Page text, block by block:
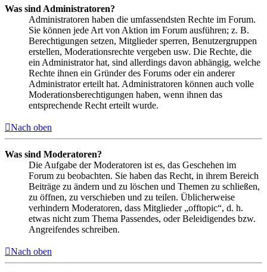
Was sind Administratoren?
Administratoren haben die umfassendsten Rechte im Forum.
Sie können jede Art von Aktion im Forum ausführen; z. B.
Berechtigungen setzen, Mitglieder sperren, Benutzergruppen
erstellen, Moderationsrechte vergeben usw. Die Rechte, die
ein Administrator hat, sind allerdings davon abhängig, welche
Rechte ihnen ein Gründer des Forums oder ein anderer
Administrator erteilt hat. Administratoren können auch volle
Moderationsberechtigungen haben, wenn ihnen das
entsprechende Recht erteilt wurde.
Nach oben
Was sind Moderatoren?
Die Aufgabe der Moderatoren ist es, das Geschehen im
Forum zu beobachten. Sie haben das Recht, in ihrem Bereich
Beiträge zu ändern und zu löschen und Themen zu schließen,
zu öffnen, zu verschieben und zu teilen. Üblicherweise
verhindern Moderatoren, dass Mitglieder „offtopic“, d. h.
etwas nicht zum Thema Passendes, oder Beleidigendes bzw.
Angreifendes schreiben.
Nach oben